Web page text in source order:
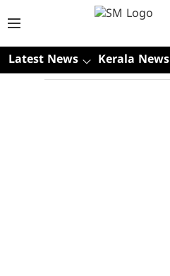
Latest News Kerala News